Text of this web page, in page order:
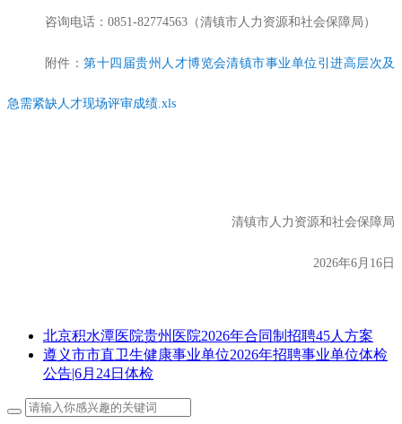
咨询电话：0851-82774563（清镇市人力资源和社会保障局）
附件：第十四届贵州人才博览会清镇市事业单位引进高层次及
急需紧缺人才现场评审成绩.xls
清镇市人力资源和社会保障局
2026年6月16日
北京积水潭医院贵州医院2026年合同制招聘45人方案
遵义市市直卫生健康事业单位2026年招聘事业单位体检
公告|6月24日体检